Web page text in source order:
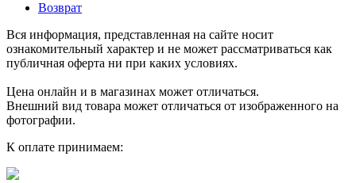
Возврат
Вся информация, представленная на сайте носит
ознакомительный характер и не может рассматриваться как
публичная оферта ни при каких условиях.
Цена онлайн и в магазинах может отличаться.
Внешний вид товара может отличаться от изображенного на
фотографии.
К оплате принимаем: